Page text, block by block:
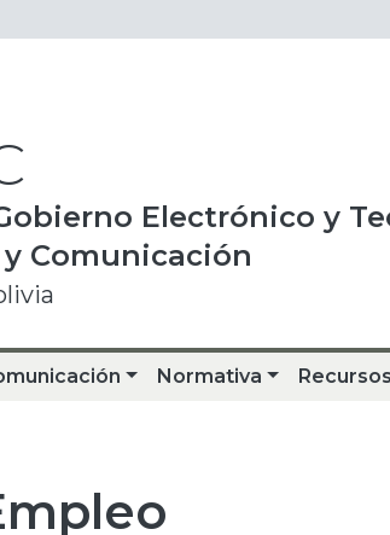
Electrónico y
Comunicación
Normativa